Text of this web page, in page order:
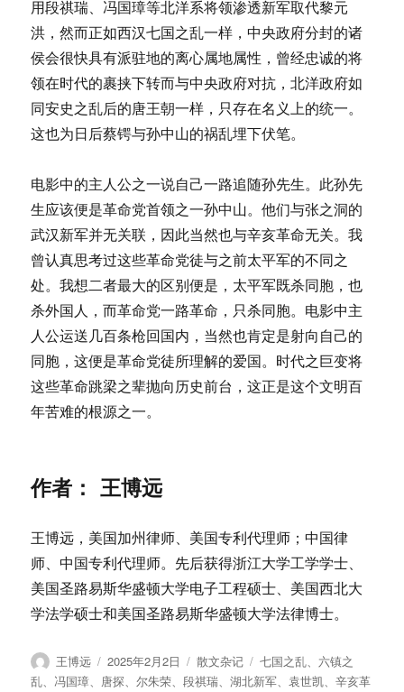
用段祺瑞、冯国璋等北洋系将领渗透新军取代黎元
洪，然而正如西汉七国之乱一样，中央政府分封的诸
侯会很快具有派驻地的离心属地属性，曾经忠诚的将
领在时代的裹挟下转而与中央政府对抗，北洋政府如
同安史之乱后的唐王朝一样，只存在名义上的统一。
这也为日后蔡锷与孙中山的祸乱埋下伏笔。
电影中的主人公之一说自己一路追随孙先生。此孙先
生应该便是革命党首领之一孙中山。他们与张之洞的
武汉新军并无关联，因此当然也与辛亥革命无关。我
曾认真思考过这些革命党徒与之前太平军的不同之
处。我想二者最大的区别便是，太平军既杀同胞，也
杀外国人，而革命党一路革命，只杀同胞。电影中主
人公运送几百条枪回国内，当然也肯定是射向自己的
同胞，这便是革命党徒所理解的爱国。时代之巨变将
这些革命跳梁之辈抛向历史前台，这正是这个文明百
年苦难的根源之一。
作者： 王博远
王博远，美国加州律师、美国专利代理师；中国律
师、中国专利代理师。先后获得浙江大学工学学士、
美国圣路易斯华盛顿大学电子工程硕士、美国西北大
学法学硕士和美国圣路易斯华盛顿大学法律博士。
作
者
王博远
发
布
2025年2月2日
分
类
散文杂记
标
签
七国之乱、 六镇之
乱、 冯国璋、 唐探、尔朱荣、段祺瑞、湖北新军、袁世凯、辛亥革